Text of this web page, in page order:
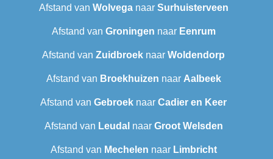
Afstand van Wolveganaar Surhuisterveen
Afstand van Groningen naar Eenrum
Afstand van Zuidbroek naar Woldendorp
Afstand van Broekhuizen naar Aalbeek
Afstand van Gebroek naar Cadier en Keer
Afstand van Leudal‎ naar Groot Welsden
Afstand van Mechelen naar Limbricht